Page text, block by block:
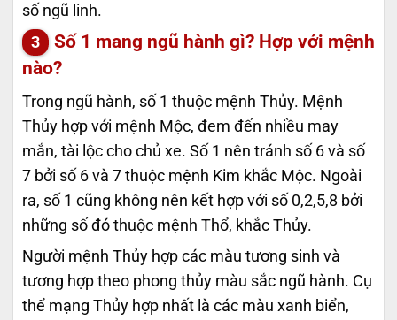
số ngũ linh.
Số 1 mang ngũ hành gì? Hợp với mệnh
nào?
Trong ngũ hành, số 1 thuộc mệnh Thủy. Mệnh
Thủy hợp với mệnh Mộc, đem đến nhiều may
mắn, tài lộc cho chủ xe. Số 1 nên tránh số 6 và số
7 bởi số 6 và 7 thuộc mệnh Kim khắc Mộc. Ngoài
ra, số 1 cũng không nên kết hợp với số 0,2,5,8 bởi
những số đó thuộc mệnh Thổ, khắc Thủy.
Người mệnh Thủy hợp các màu tương sinh và
tương hợp theo phong thủy màu sắc ngũ hành. Cụ
thể mạng Thủy hợp nhất là các màu xanh biển,